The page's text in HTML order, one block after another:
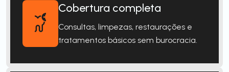
Cobertura completa
Consultas, limpezas, restaurações e
tratamentos básicos sem burocracia.